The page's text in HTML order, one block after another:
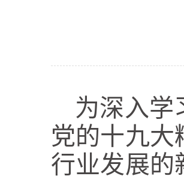
为深入学
党的十九大
行业发展的